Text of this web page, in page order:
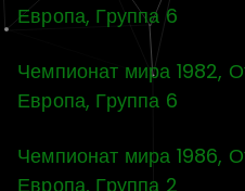
Европа, Группа 6
Чемпионат мира 1982,
Европа, Группа 6
Чемпионат мира 1986,
Европа, Группа 2